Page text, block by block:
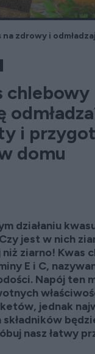
na zdrowy i
chlebowy
i
domu
działaniu
jest w nich
ziarno! Kwas
E i C,
Napój ten
jednak
nasz łatwy